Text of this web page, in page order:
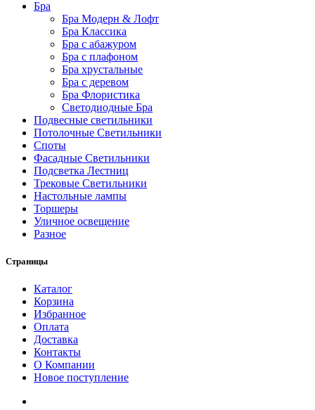
Бра
Бра Модерн & Лофт
Бра Классика
Бра с абажуром
Бра с плафоном
Бра хрустальные
Бра с деревом
Бра Флористика
Светодиодные Бра
Подвесные светильники
Потолочные Светильники
Споты
Фасадные Светильники
Подсветка Лестниц
Трековые Светильники
Настольные лампы
Торшеры
Уличное освещение
Разное
Страницы
Каталог
Корзина
Избранное
Оплата
Доставка
Контакты
О Компании
Новое поступление